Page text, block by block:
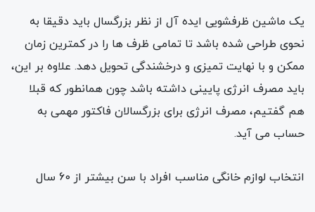
یک ماشین ظرفشویی ایده آل از نظر بزرگسال باید دقیقا به
نحوی طراحی شده باشد تا تمامی ظرف ها را در کمترین زمان
ممکن و با نهایت تمیزی و درخشندگی تحویل دهد. علاوه بر این،
باید مصرف انرژی پایینی داشته باشد چون همانطور که قبلا
هم گفتیم، مصرف انرژی برای بزرگسالان فاکتور مهمی به
حساب می آید.
انتخاب لوازم خانگی مناسب افراد با سن بیشتر از 60 سال